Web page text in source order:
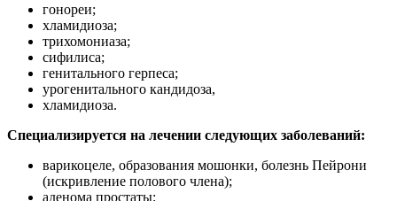
гонореи;
хламидиоза;
трихомониаза;
сифилиса;
генитального герпеса;
урогенитального кандидоза,
хламидиоза.
Специализируется на лечении следующих заболеваний:
варикоцеле, образования мошонки, болезнь Пейрони
(искривление полового члена);
аденома простаты;